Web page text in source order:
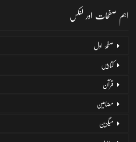
اہم صفحات اور لنکس
صفحۂ اول
کتابیں
قرآن
مضامین
میگزین